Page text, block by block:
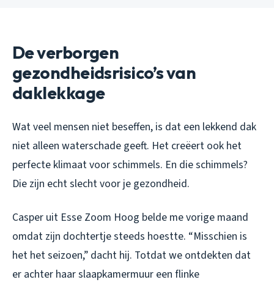
De verborgen
gezondheidsrisico’s van
daklekkage
Wat veel mensen niet beseffen, is dat een lekkend dak
niet alleen waterschade geeft. Het creëert ook het
perfecte klimaat voor schimmels. En die schimmels?
Die zijn echt slecht voor je gezondheid.
Casper uit Esse Zoom Hoog belde me vorige maand
omdat zijn dochtertje steeds hoestte. “Misschien is
het het seizoen,” dacht hij. Totdat we ontdekten dat
er achter haar slaapkamermuur een flinke